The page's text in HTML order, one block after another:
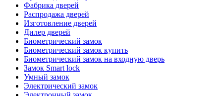
Фабрика дверей
Распродажа дверей
Изготовление дверей
Дилер дверей
Биометрический замок
Биометрический замок купить
Биометрический замок на входную дверь
Замок Smart lock
Умный замок
Электрический замок